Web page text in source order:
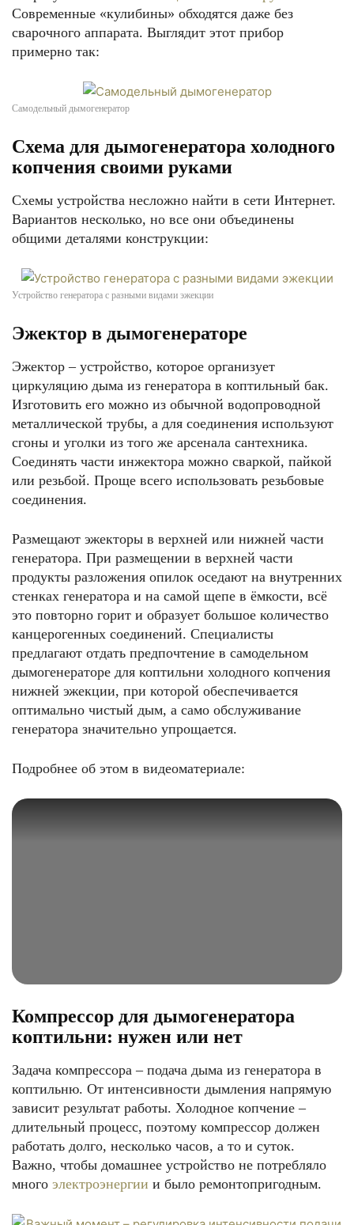
Современные «кулибины» обходятся даже без
сварочного аппарата. Выглядит этот прибор
примерно так:
Самодельный дымогенератор
Схема для дымогенератора холодного
копчения своими руками
Схемы устройства несложно найти в сети Интернет.
Вариантов несколько, но все они объединены
общими деталями конструкции:
Устройство генератора с разными видами эжекции
Эжектор в дымогенераторе
Эжектор – устройство, которое организует
циркуляцию дыма из генератора в коптильный бак.
Изготовить его можно из обычной водопроводной
металлической трубы, а для соединения используют
сгоны и уголки из того же арсенала сантехника.
Соединять части инжектора можно сваркой, пайкой
или резьбой. Проще всего использовать резьбовые
соединения.
Размещают эжекторы в верхней или нижней части
генератора. При размещении в верхней части
продукты разложения опилок оседают на внутренних
стенках генератора и на самой щепе в ёмкости, всё
это повторно горит и образует большое количество
канцерогенных соединений. Специалисты
предлагают отдать предпочтение в самодельном
дымогенераторе для коптильни холодного копчения
нижней эжекции, при которой обеспечивается
оптимально чистый дым, а само обслуживание
генератора значительно упрощается.
Подробнее об этом в видеоматериале:
Компрессор для дымогенератора
коптильни: нужен или нет
Задача компрессора – подача дыма из генератора в
коптильню. От интенсивности дымления напрямую
зависит результат работы. Холодное копчение –
длительный процесс, поэтому компрессор должен
работать долго, несколько часов, а то и суток.
Важно, чтобы домашнее устройство не потребляло
много электроэнергии и было ремонтопригодным.